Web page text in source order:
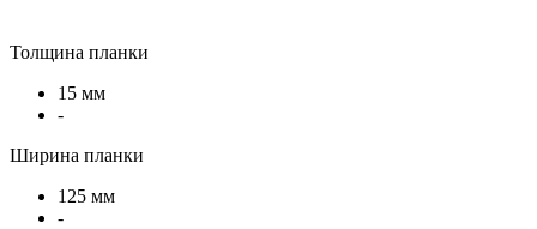
Толщина планки
15 мм
-
Ширина планки
125 мм
-